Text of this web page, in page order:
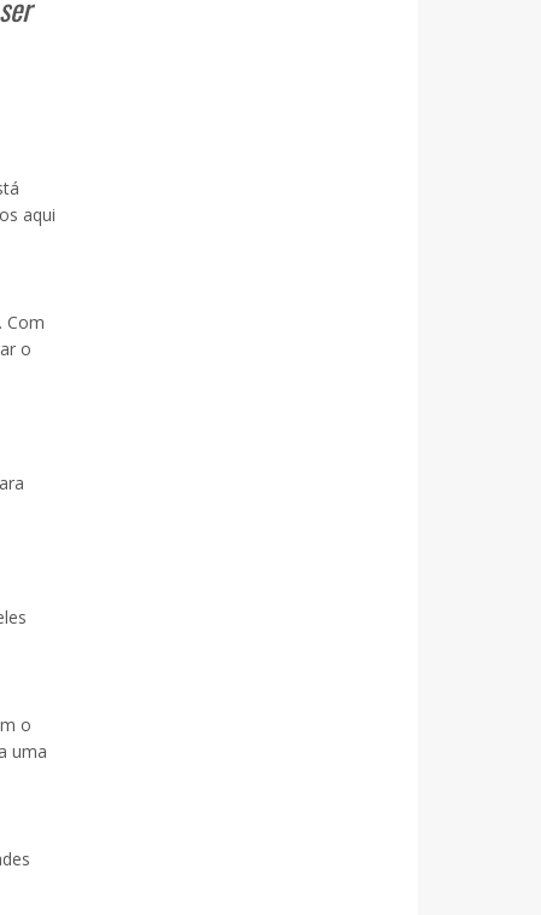
aqui
Com
o
o
uma